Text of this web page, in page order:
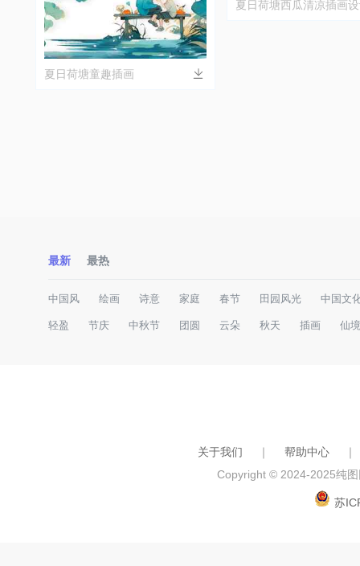
夏日荷塘童趣插画
夏日荷塘西瓜清凉插画
最新 最热
中国风 绘画 诗意 家庭 春节 田园风光 中国文
轻盈 节庆 中秋节 团圆 云朵 秋天 插画 仙境
关于我们 ｜ 帮助中心
｜
Copyright © 2024-2025纯
苏